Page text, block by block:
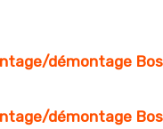
démontage
démontage